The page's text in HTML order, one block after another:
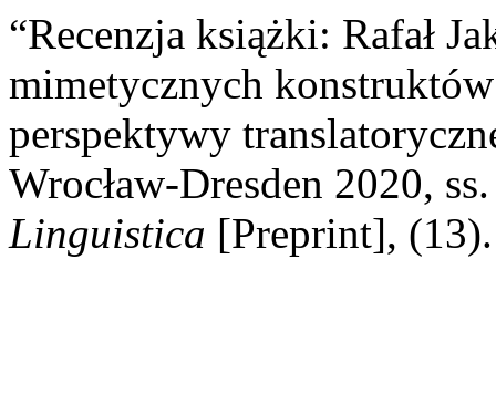
“Recenzja książki: Rafał
mimetycznych
perspektywy
Wrocław-Dresden 2020,
Linguistica [Preprint],